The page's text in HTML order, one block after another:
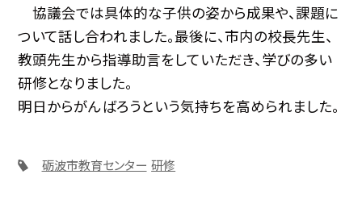
協議会では具体的な子供の姿から成果や、課題に
ついて話し合われました。最後に、市内の校長先生、
教頭先生から指導助言をしていただき、学びの多い
研修となりました。
明日からがんばろうという気持ちを高められました。
砺波市教育センター 研修